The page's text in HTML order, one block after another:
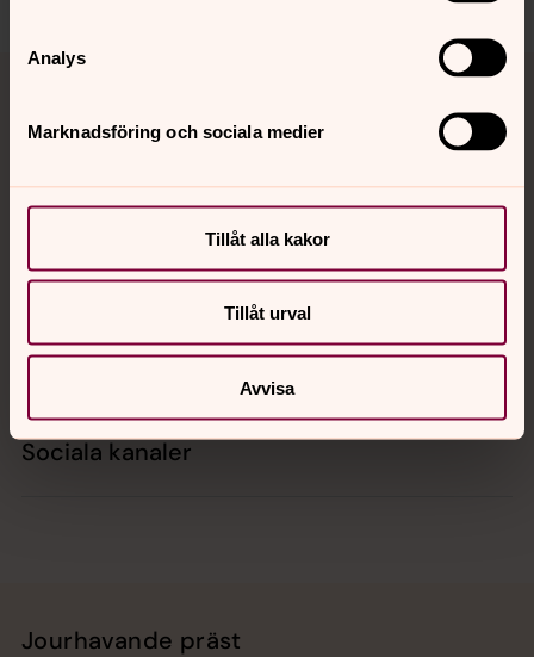
Analys
Marknadsföring och sociala medier
Tillåt alla kakor
Tillåt urval
Avvisa
Tillbaka till toppen
Tillbaka till innehållet
Kontakt
Kalender
Hitta snabbt
Sociala kanaler
Jourhavande präst